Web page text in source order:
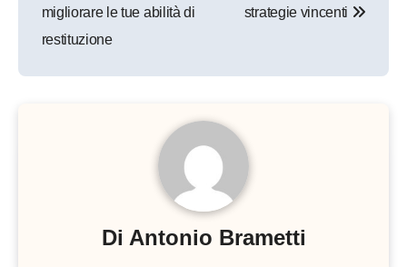
migliorare le tue abilità di
restituzione
strategie vincenti
Di Antonio Brametti